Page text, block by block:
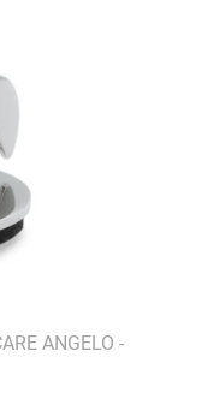
ANGELO -